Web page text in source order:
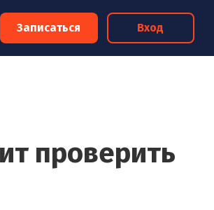
Записаться Вход
проверить